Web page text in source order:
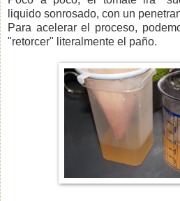
liquido sonrosado, con un
Para acelerar el proceso,
"retorcer" literalmente el paño.